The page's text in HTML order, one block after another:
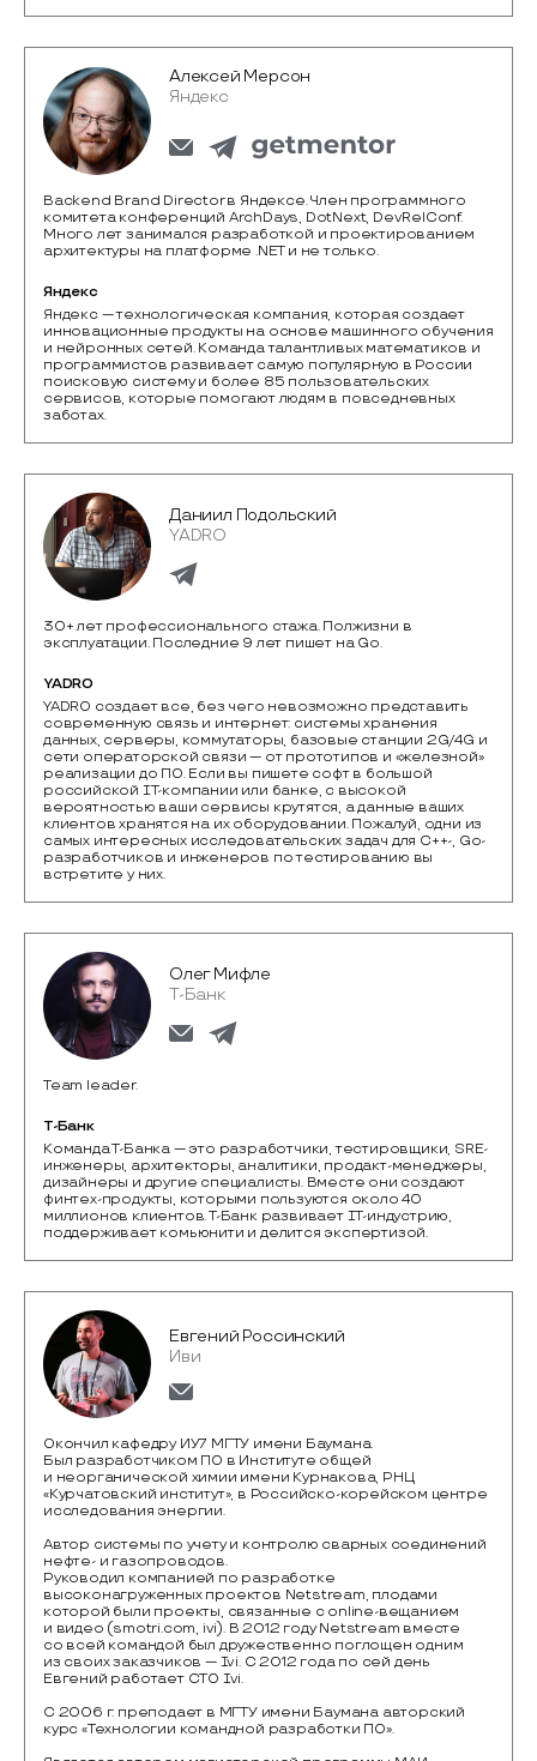
Алексей Мерсон
Яндекс
Backend Brand Director в Яндексе. Член программного
комитета конференций ArchDays, DotNext, DevRelConf.
Много лет занимался разработкой и проектированием
архитектуры на платформе .NET и не только.
Яндекс
Яндекс — технологическая компания, которая создает
инновационные продукты на основе машинного обучения
и нейронных сетей. Команда талантливых математиков и
программистов развивает самую популярную в России
поисковую систему и более 85 пользовательских
сервисов, которые помогают людям в повседневных
заботах.
Даниил Подольский
YADRO
30+ лет профессионального стажа. Полжизни в
эксплуатации. Последние 9 лет пишет на Go.
YADRO
YADRO создает все, без чего невозможно представить
современную связь и интернет: системы хранения
данных, серверы, коммутаторы, базовые станции 2G/4G и
сети операторской связи — от прототипов и «железной»
реализации до ПО. Если вы пишете софт в большой
российской IТ-компании или банке, с высокой
вероятностью ваши сервисы крутятся, а данные ваших
клиентов хранятся на их оборудовании. Пожалуй, одни из
самых интересных исследовательских задач для C++-, Go-
разработчиков и инженеров по тестированию вы
встретите у них.
Олег Мифле
Т-Банк
Team leader.
Т-Банк
Команда Т-Банка — это разработчики, тестировщики, SRE-
инженеры, архитекторы, аналитики, продакт-менеджеры,
дизайнеры и другие специалисты. Вместе они создают
финтех-продукты, которыми пользуются около 40
миллионов клиентов. Т-Банк развивает IT-индустрию,
поддерживает комьюнити и делится экспертизой.
Евгений Россинский
Иви
Окончил кафедру ИУ7 МГТУ имени Баумана.
Был разработчиком ПО в Институте общей
и неорганической химии имени Курнакова, РНЦ
«Курчатовский институт», в Российско-корейском центре
исследования энергии.
Автор системы по учету и контролю сварных соединений
нефте- и газопроводов.
Руководил компанией по разработке
высоконагруженных проектов Netstream, плодами
которой были проекты, связанные с online-вещанием
и видео (smotri.com, ivi). В 2012 году Netstream вместе
со всей командой был дружественно поглощен одним
из своих заказчиков — Ivi. C 2012 года по сей день
Евгений работает CTO Ivi.
С 2006 г. преподает в МГТУ имени Баумана авторский
курс «Технологии командной разработки ПО».